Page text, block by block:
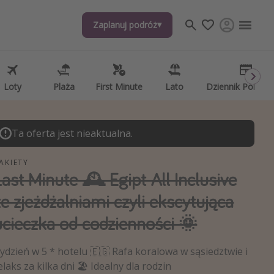
Zaplanuj podróż
Loty Plaża First Minute Lato Dziennik
ciekawostki, porady podróżnicze
aplikacje podróżnicze
Ta oferta jest nieaktualna.
Minute 🕰️ Egipt All Inclusive
zjeżdżalniami czyli ekscytująca
od codzienności 🌞
w 5 * hotelu 🇪🇬 Rafa koralowa w sąsiedztwie i
za kilka dni 🏖️ Idealny dla rodzin